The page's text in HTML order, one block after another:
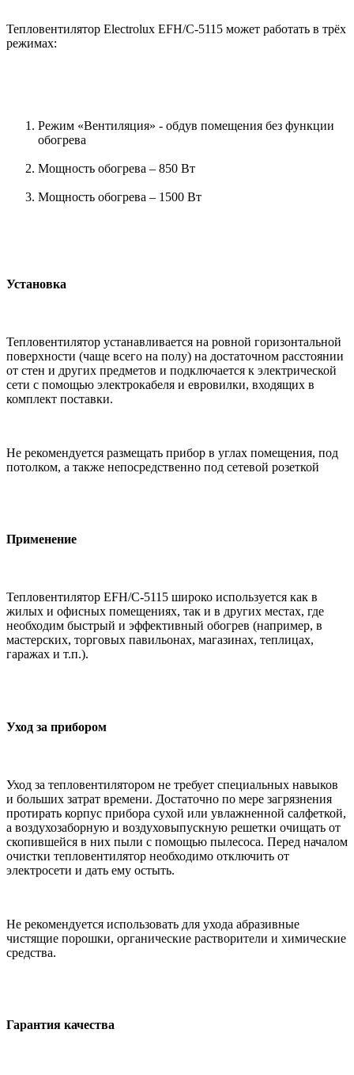
Тепловентилятор Electrolux EFH/C-5115 может работать в трёх
режимах:
Режим «Вентиляция» - обдув помещения без функции
обогрева
Мощность обогрева – 850 Вт
Мощность обогрева – 1500 Вт
Установка
Тепловентилятор устанавливается на ровной горизонтальной
поверхности (чаще всего на полу) на достаточном расстоянии
от стен и других предметов и подключается к электрической
сети с помощью электрокабеля и евровилки, входящих в
комплект поставки.
Не рекомендуется размещать прибор в углах помещения, под
потолком, а также непосредственно под сетевой розеткой
Применение
Тепловентилятор EFH/C-5115 широко используется как в
жилых и офисных помещениях, так и в других местах, где
необходим быстрый и эффективный обогрев (например, в
мастерских, торговых павильонах, магазинах, теплицах,
гаражах и т.п.).
Уход за прибором
Уход за тепловентилятором не требует специальных навыков
и больших затрат времени. Достаточно по мере загрязнения
протирать корпус прибора сухой или увлажненной салфеткой,
а воздухозаборную и воздуховыпускную решетки очищать от
скопившейся в них пыли с помощью пылесоса. Перед началом
очистки тепловентилятор необходимо отключить от
электросети и дать ему остыть.
Не рекомендуется использовать для ухода абразивные
чистящие порошки, органические растворители и химические
средства.
Гарантия качества